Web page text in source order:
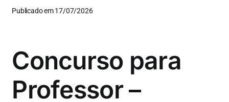
Publicado em 17/07/2026
Concurso para
Professor –